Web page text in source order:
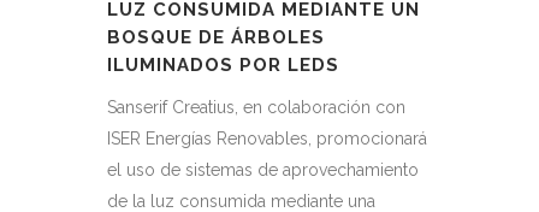
LUZ CONSUMIDA MEDIANTE UN
BOSQUE DE ÁRBOLES
ILUMINADOS POR LEDS
Sanserif Creatius, en colaboración con
ISER Energías Renovables, promocionará
el uso de sistemas de aprovechamiento
de la luz consumida mediante una